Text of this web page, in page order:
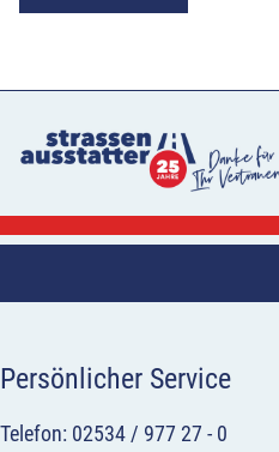
Persönlicher Service
Telefon: 02534 / 977 27 - 0